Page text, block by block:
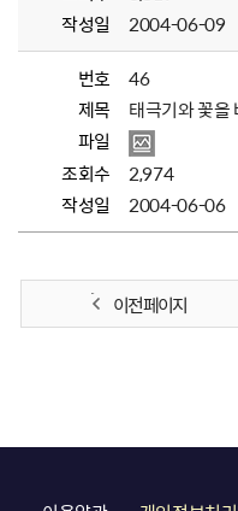
작성일
2004-06-09
번호
46
제목
태극기와 꽃을
파일
조회수
2,974
작성일
2004-06-06
이전 페이지